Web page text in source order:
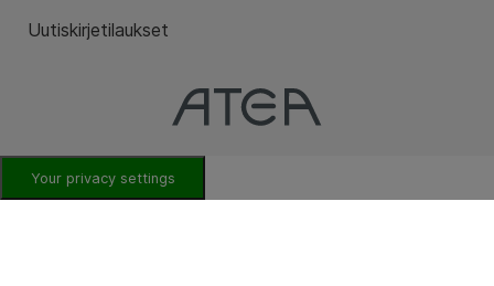
Uutiskirjetilaukset
Your privacy settings